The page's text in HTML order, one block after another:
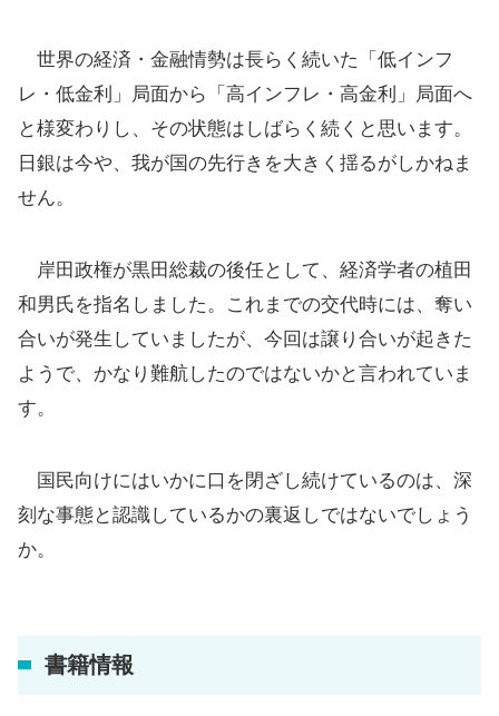
世界の経済・金融情勢は長らく続いた「低インフ
レ・低金利」局面から「高インフレ・高金利」局面へ
と様変わりし、その状態はしばらく続くと思います。
日銀は今や、我が国の先行きを大きく揺るがしかねま
せん。
岸田政権が黒田総裁の後任として、経済学者の植田
和男氏を指名しました。これまでの交代時には、奪い
合いが発生していましたが、今回は譲り合いが起きた
ようで、かなり難航したのではないかと言われていま
す。
国民向けにはいかに口を閉ざし続けているのは、深
刻な事態と認識しているかの裏返しではないでしょう
か。
書籍情報